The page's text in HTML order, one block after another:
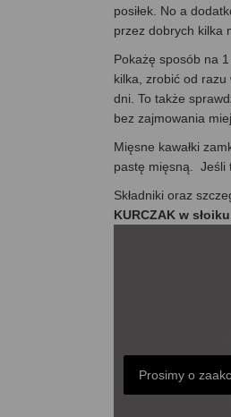
posiłek. No a
przez dobrych kilka
Pokażę sposób na
kilka, zrobić od razu
dni. To także
bez zajmowania
Mięsne kawałki
pastę mięsną. Jeśli
Składniki oraz
KURCZAK w
Prosimy o